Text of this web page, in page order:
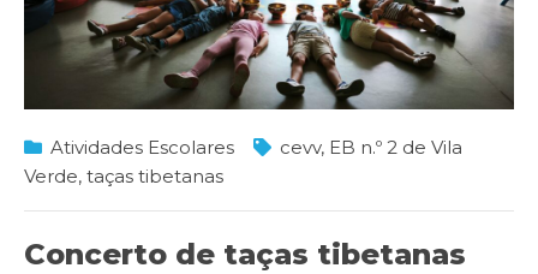
Atividades Escolares cevv, EB n.º 2 de Vila
Verde, taças tibetanas
Concerto de taças tibetanas